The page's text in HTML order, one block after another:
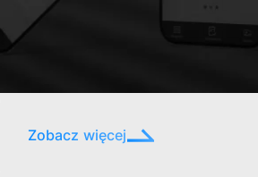
Zobacz więcej